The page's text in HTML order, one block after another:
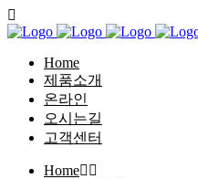
Home
제품소개
온라인
오시는길
고객센터
Home